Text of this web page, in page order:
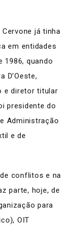
já tinha
em entidades
1986, quando
D’Oeste,
e diretor titular
presidente do
Administração
e de
conflitos e na
parte, hoje, de
para
OIT